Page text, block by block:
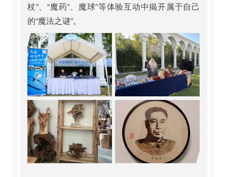
杖”、“魔药”、魔球”等体验互动中揭开属于自己
的“魔法之谜”。